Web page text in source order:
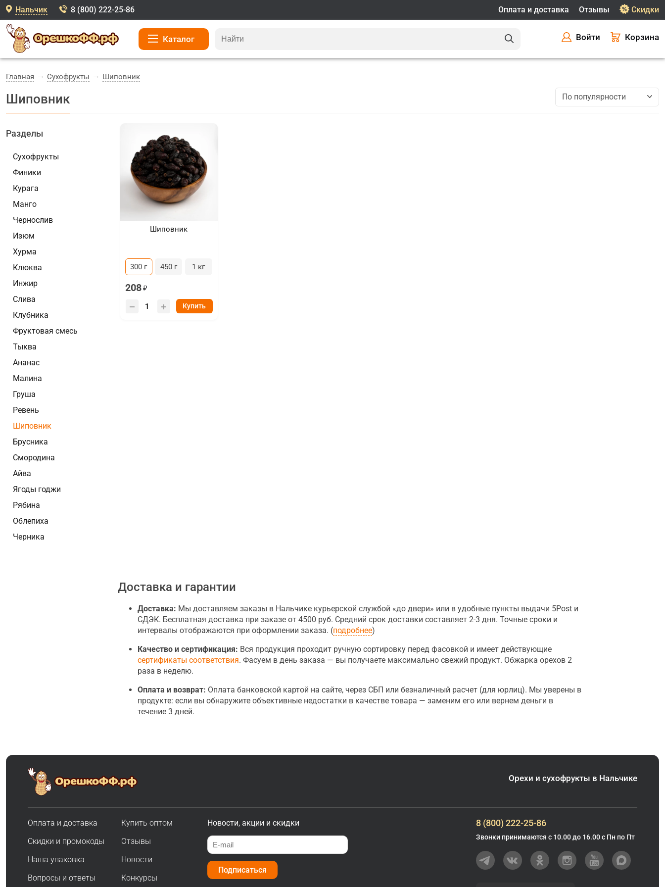
Нальчик 8 (800) 222-25-86 Скидки
Отзывы
Оплата и доставка
Каталог Войти Корзина
Главная Сухофрукты Шиповник
Шиповник По популярности
Разделы
Сухофрукты
Финики
Курага
Манго
Чернослив
Изюм
Хурма
Клюква
Инжир
Слива
Клубника
Фруктовая смесь
Тыква
Ананас
Малина
Груша
Ревень
Шиповник
Брусника
Смородина
Айва
Ягоды годжи
Рябина
Облепиха
Черника
Шиповник
300 г 450 г 1 кг
208
Купить
Доставка и гарантии
Доставка: Мы доставляем заказы в Нальчике курьерской службой «до двери» или в удобные пункты выдачи 5Post и
СДЭК. Бесплатная доставка при заказе от 4500 руб. Средний срок доставки составляет 2-3 дня. Точные сроки и
интервалы отображаются при оформлении заказа. (подробнее)
Качество и сертификация: Вся продукция проходит ручную сортировку перед фасовкой и имеет действующие
сертификаты соответствия. Фасуем в день заказа — вы получаете максимально свежий продукт. Обжарка орехов 2
раза в неделю.
Оплата и возврат: Оплата банковской картой на сайте, через СБП или безналичный расчет (для юрлиц). Мы уверены в
продукте: если вы обнаружите объективные недостатки в качестве товара — заменим его или вернем деньги в
течение 3 дней.
Орехи и сухофрукты в Нальчике
Оплата и доставка
Скидки и промокоды
Наша упаковка
Вопросы и ответы
Купить оптом
Отзывы
Новости
Конкурсы
Новости, акции и скидки
Подписаться
8 (800) 222-25-86
Звонки принимаются с 10.00 до 16.00 с Пн по Пт